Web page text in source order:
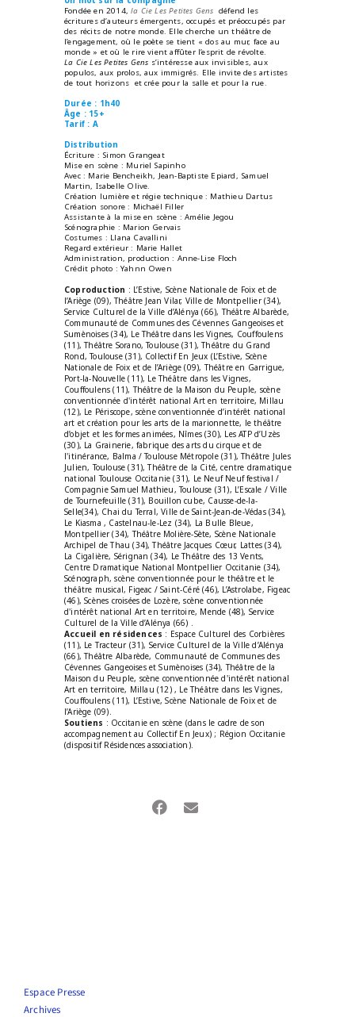
Fondée en 2014,la Cie Les Petites Gens défend les
écritures d’auteurs émergents, occupés et préoccupés par
des récits de notre monde. Elle cherche un théâtre de
l’engagement, où le poète se tient « dos au mur, face au
monde » et où le rire vient affûter l’esprit de révolte.
La Cie Les Petites Gens s’intéresse aux invisibles, aux
populos, aux prolos, aux immigrés. Elle invite des artistes
de tout horizons et crée pour la salle et pour la rue.
Durée : 1h40
Âge : 15+
Tarif : A
Distribution
Écriture : Simon Grangeat
Mise en scène : Muriel Sapinho
Avec : Marie Bencheikh, Jean-Baptiste Epiard, Samuel
Martin, Isabelle Olive.
Création lumière et régie technique : Mathieu Dartus
Création sonore : Michaël Filler
Assistante à la mise en scène : Amélie Jegou
Scénographie : Marion Gervais
Costumes : Llana Cavallini
Regard extérieur : Marie Hallet
Administration, production : Anne-Lise Floch
Crédit photo : Yahnn Owen
Coproduction : L’Estive, Scène Nationale de Foix et de
l’Ariège (09), Théâtre Jean Vilar, Ville de Montpellier (34),
Service Culturel de la Ville d’Alénya (66), Théâtre Albarède,
Communauté de Communes des Cévennes Gangeoises et
Sumènoises (34), Le Théâtre dans les Vignes, Couffoulens
(11), Théâtre Sorano, Toulouse (31), Théâtre du Grand
Rond, Toulouse (31), Collectif En Jeux (L’Estive, Scène
Nationale de Foix et de l’Ariège (09), Théâtre en Garrigue,
Port-la-Nouvelle (11), Le Théâtre dans les Vignes,
Couffoulens (11), Théâtre de la Maison du Peuple, scène
conventionnée d'intérêt national Art en territoire, Millau
(12), Le Périscope, scène conventionnée d’intérêt national
art et création pour les arts de la marionnette, le théâtre
d’objet et les formes animées, Nîmes (30), Les ATP d’Uzès
(30), La Grainerie, fabrique des arts du cirque et de
l'itinérance, Balma / Toulouse Métropole (31), Théâtre Jules
Julien, Toulouse (31), Théâtre de la Cité, centre dramatique
national Toulouse Occitanie (31), Le Neuf Neuf festival /
Compagnie Samuel Mathieu, Toulouse (31), L’Escale / Ville
de Tournefeuille (31), Bouillon cube, Causse-de-la-
Selle(34), Chai du Terral, Ville de Saint-Jean-de-Védas (34),
Le Kiasma , Castelnau-le-Lez (34), La Bulle Bleue,
Montpellier (34), Théâtre Molière-Sète, Scène Nationale
Archipel de Thau (34), Théâtre Jacques Cœur, Lattes (34),
La Cigalière, Sérignan (34), Le Théâtre des 13 Vents,
Centre Dramatique National Montpellier Occitanie (34),
Scénograph, scène conventionnée pour le théâtre et le
théâtre musical, Figeac / Saint-Céré (46), L’Astrolabe, Figeac
(46), Scènes croisées de Lozère, scène conventionnée
d'intérêt national Art en territoire, Mende (48), Service
Culturel de la Ville d’Alénya (66) .
Accueil en résidences : Espace Culturel des Corbières
(11), Le Tracteur (31), Service Culturel de la Ville d’Alénya
(66), Théâtre Albarède, Communauté de Communes des
Cévennes Gangeoises et Sumènoises (34), Théâtre de la
Maison du Peuple, scène conventionnée d'intérêt national
Art en territoire, Millau (12) , Le Théâtre dans les Vignes,
Couffoulens (11), L’Estive, Scène Nationale de Foix et de
l’Ariège (09).
Soutiens : Occitanie en scène (dans le cadre de son
accompagnement au Collectif En Jeux) ; Région Occitanie
(dispositif Résidences association).
Espace Presse
Archives